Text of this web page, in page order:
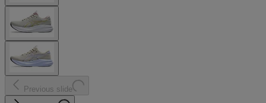
Previous slide